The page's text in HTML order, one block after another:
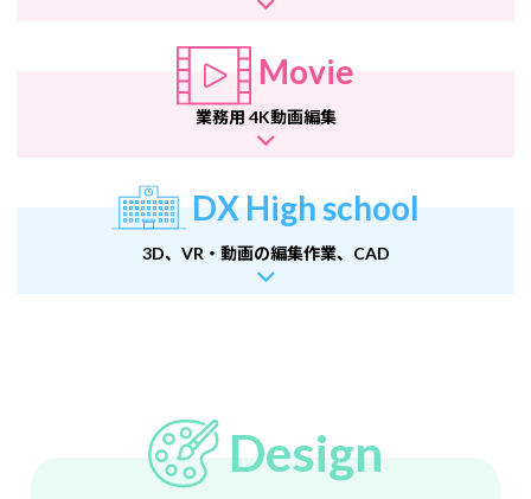
Movie
業務用 4K動画編集
DX High school
3D、VR・動画の編集作業、CAD
Design